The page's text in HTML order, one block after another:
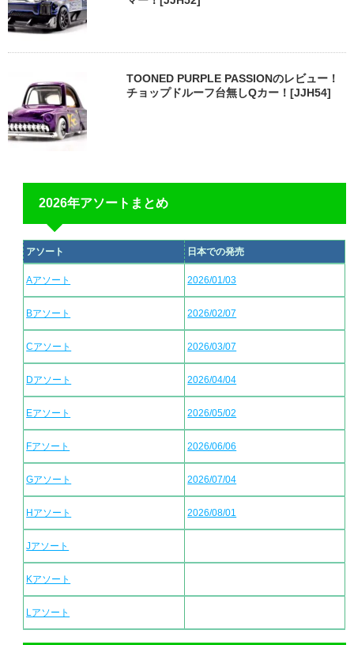
TOONED PURPLE PASSIONのレビュー！
チョップドルーフ台無しQカー！[JJH54]
2026年アソートまとめ
アソート 日本での発売
Aアソート 2026/01/03
Bアソート 2026/02/07
Cアソート 2026/03/07
Dアソート 2026/04/04
Eアソート 2026/05/02
Fアソート 2026/06/06
Gアソート 2026/07/04
Hアソート 2026/08/01
Jアソート
Kアソート
Lアソート